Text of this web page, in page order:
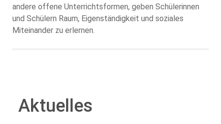
andere offene Unterrichtsformen, geben Schülerinnen
und Schülern Raum, Eigenständigkeit und soziales
Miteinander zu erlernen.
Aktuelles